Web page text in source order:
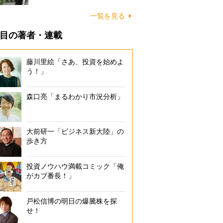
一覧を見る
の著者・連載
藤川里絵「さあ、投資を始めよ
う！」
森口亮「まるわかり市況分析」
大前研一「ビジネス新大陸」の
歩き方
投資ノウハウ満載コミック「俺
がカブ番長！」
戸松信博の明日の爆騰株を探
せ！